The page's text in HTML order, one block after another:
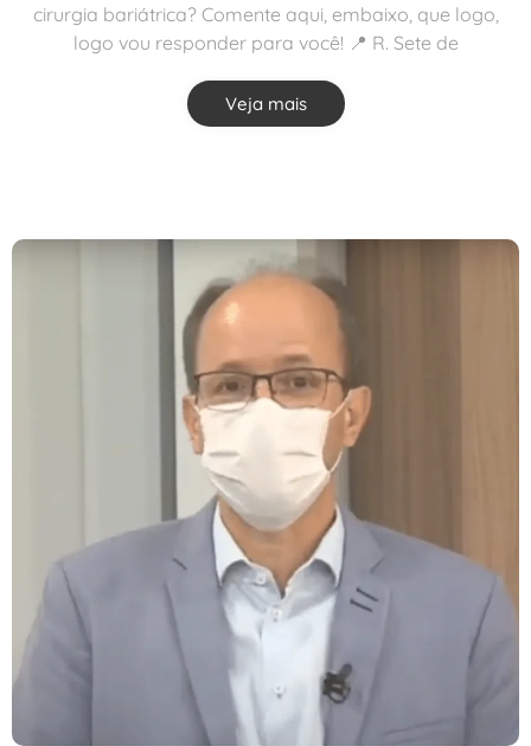
cirurgia bariátrica? Comente aqui, embaixo, que logo,
logo vou responder para você! 📍 R. Sete de
Veja mais